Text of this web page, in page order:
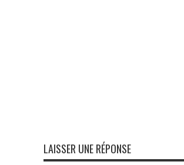
LAISSER UNE RÉPONSE